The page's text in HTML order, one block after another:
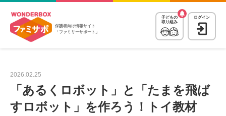
保護者向け情報サイト
「ファミリーサポート」
子どもの
取り組み
ログイン
2026.02.25
「あるくロボット」と「たまを飛ば
すロボット」を作ろう！トイ教材